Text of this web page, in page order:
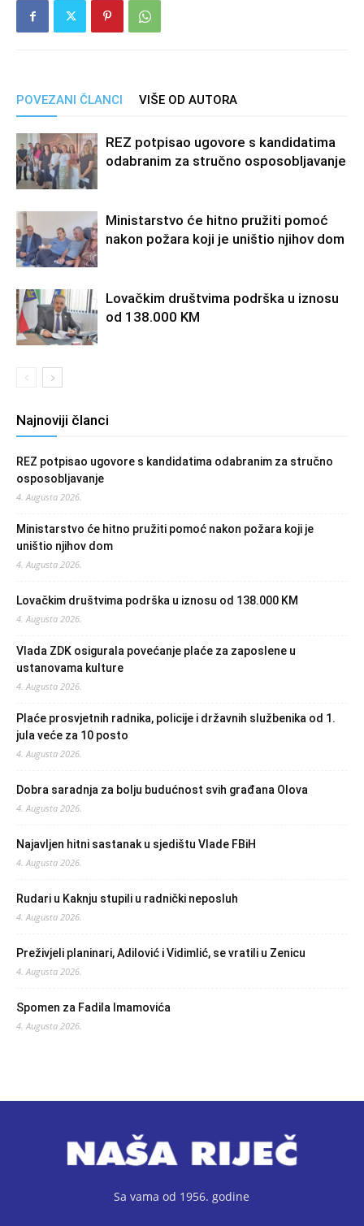
POVEZANI ČLANCI VIŠE OD AUTORA
REZ potpisao ugovore s kandidatima
odabranim za stručno osposobljavanje
Ministarstvo će hitno pružiti pomoć
nakon požara koji je uništio njihov dom
Lovačkim društvima podrška u iznosu
od 138.000 KM
Najnoviji članci
REZ potpisao ugovore s kandidatima odabranim za stručno
osposobljavanje
4. Augusta 2026.
Ministarstvo će hitno pružiti pomoć nakon požara koji je
uništio njihov dom
4. Augusta 2026.
Lovačkim društvima podrška u iznosu od 138.000 KM
4. Augusta 2026.
Vlada ZDK osigurala povećanje plaće za zaposlene u
ustanovama kulture
4. Augusta 2026.
Plaće prosvjetnih radnika, policije i državnih službenika od 1.
jula veće za 10 posto
4. Augusta 2026.
Dobra saradnja za bolju budućnost svih građana Olova
4. Augusta 2026.
Najavljen hitni sastanak u sjedištu Vlade FBiH
4. Augusta 2026.
Rudari u Kaknju stupili u radnički neposluh
4. Augusta 2026.
Preživjeli planinari, Adilović i Vidimlić, se vratili u Zenicu
4. Augusta 2026.
Spomen za Fadila Imamovića
4. Augusta 2026.
Sa vama od 1956. godine